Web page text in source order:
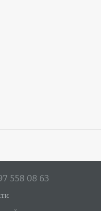
558 08 63